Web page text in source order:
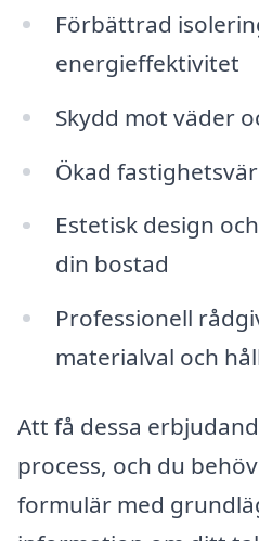
Förbättrad
energieffektivitet
Skydd mot väder
Ökad
Estetisk design
din bostad
Professionell
materialval och
Att få dessa
process, och du
formulär med